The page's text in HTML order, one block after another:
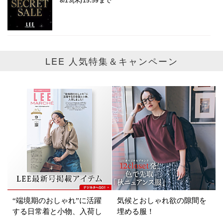
LEE 人気特集＆キャンペーン
“端境期のおしゃれ”に活躍
する日常着と小物、入荷し
気候とおしゃれ欲の隙間を
埋める服！